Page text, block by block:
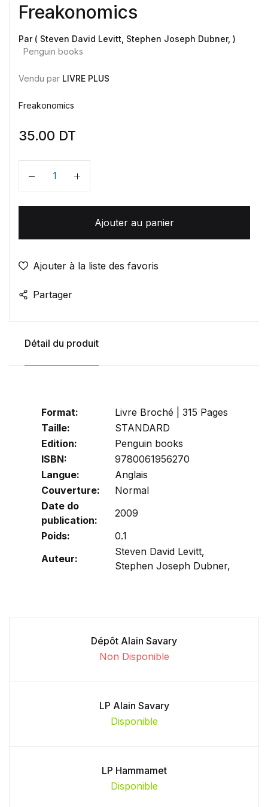
Freakonomics
Par ( Steven David Levitt, Stephen Joseph Dubner, )
Penguin books
Vendu par LIVRE PLUS
Freakonomics
35.00 DT
Quantité
Ajouter au panier
Ajouter à la liste des favoris
Partager
Détail du produit
Format:
Livre Broché | 315 Pages
Taille:
STANDARD
Edition:
Penguin books
ISBN:
9780061956270
Langue:
Anglais
Couverture:
Normal
Date do
publication:
2009
Poids:
0.1
Auteur:
Steven David Levitt,
Stephen Joseph Dubner,
Dépôt Alain Savary
Non Disponible
LP Alain Savary
Disponible
LP Hammamet
Disponible